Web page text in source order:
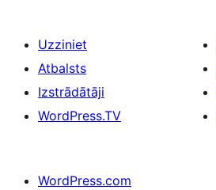
Uzziniet
Atbalsts
Izstrādātāji
WordPress.TV
WordPress.com